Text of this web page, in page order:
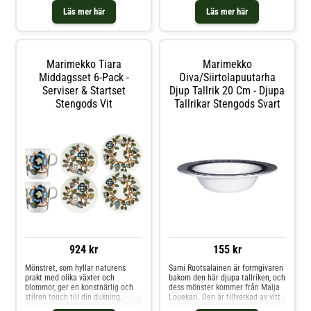
Läs mer här Läs mer här
från Marimekko- Från serien
Syksy.- Gjord av munblåst glas.
Shoppa Vattenkaraffer &
Marimekko Tiara
Middagsset 6-Pack -
Serviser & Startset
Stengods Vit
924 kr
Mönstret, som hyllar naturens
prakt med olika växter och
blommor, ger en konstnärlig och
stilren touch till din dukning.
Setet är tillverkat i vit stengods
Marimekko
Oiva/siirtolapuutarha
Djup Tallrik 20 Cm - Djupa
Tallrikar Stengods Svart
155 kr
Sami Ruotsalainen är formgivaren
bakom den här djupa tallriken, och
dess mönster kommer från Maija
Louekari. Den är tillverkad av vitt
stengods och tål diskmaskin, ugn,